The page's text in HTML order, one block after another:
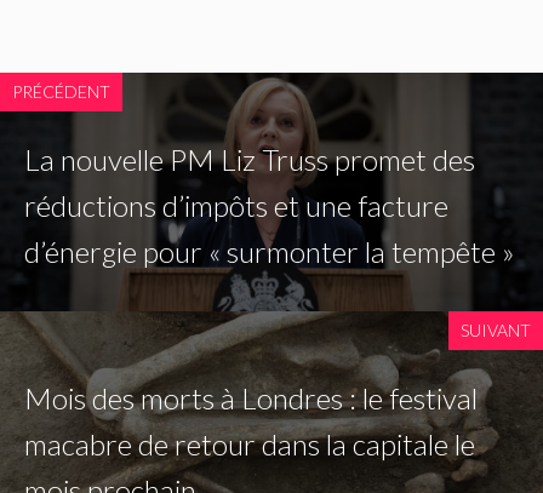
PRÉCÉDENT
La nouvelle PM Liz Truss promet des
réductions d’impôts et une facture
d’énergie pour « surmonter la tempête »
SUIVANT
Mois des morts à Londres : le festival
macabre de retour dans la capitale le